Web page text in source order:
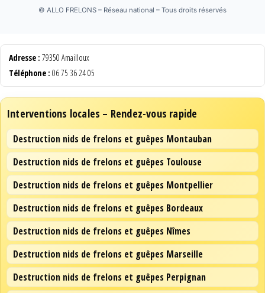
© ALLO FRELONS – Réseau national – Tous droits réservés
Adresse : 79350 Amailloux
Téléphone : 06 75 36 24 05
Interventions locales – Rendez-vous rapide
Destruction nids de frelons et guêpes Montauban
Destruction nids de frelons et guêpes Toulouse
Destruction nids de frelons et guêpes Montpellier
Destruction nids de frelons et guêpes Bordeaux
Destruction nids de frelons et guêpes Nîmes
Destruction nids de frelons et guêpes Marseille
Destruction nids de frelons et guêpes Perpignan